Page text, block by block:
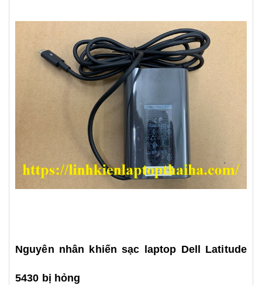
Nguyên nhân khiến sạc laptop Dell Latitude
5430 bị hỏng